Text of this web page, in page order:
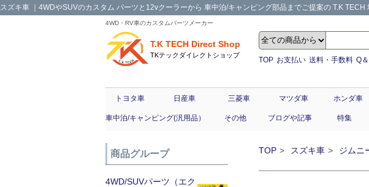
スズキ車 ｜4WDやSUVのカスタム パーツと12vクーラーから 車中泊/キャンピング部品までご提案の T.K TECH
4WD・RV車のカスタムパーツメーカー
T.K TECH Direct Shop
TKテックダイレクトショップ
TOP お支払い 送料・手数料 Q
トヨタ車 日産車 三菱車 マツダ車 ホンダ車
車中泊/キャンピング(汎用品） その他 ブログや記事 特集
TOP スズキ車 ジムニ
商品グループ
4WD/SUVパーツ（エク